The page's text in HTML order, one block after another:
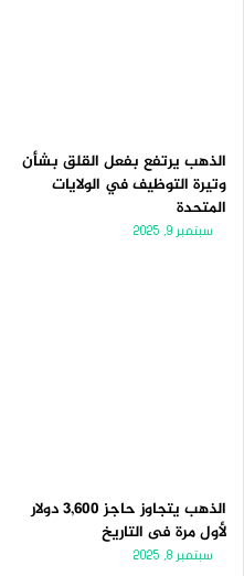
الذهب يرتفع بفعل القلق بشأن
وتيرة التوظيف في الولايات
المتحدة
سبتمبر 9, 2025
الذهب يتجاوز حاجز 3,600 دولار
لأول مرة فى التاريخ
سبتمبر 8, 2025